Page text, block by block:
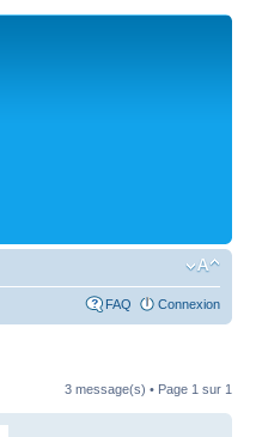
FAQ Connexion
3 message(s) • Page 1 sur 1